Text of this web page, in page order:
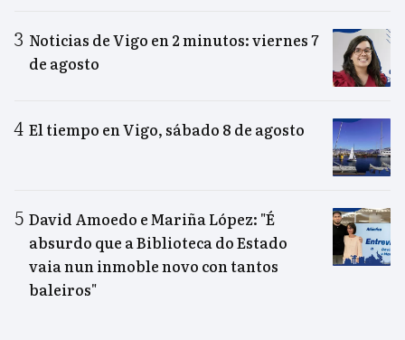
Noticias de Vigo en 2 minutos: viernes 7
de agosto
El tiempo en Vigo, sábado 8 de agosto
David Amoedo e Mariña López: "É
absurdo que a Biblioteca do Estado
vaia nun inmoble novo con tantos
baleiros"